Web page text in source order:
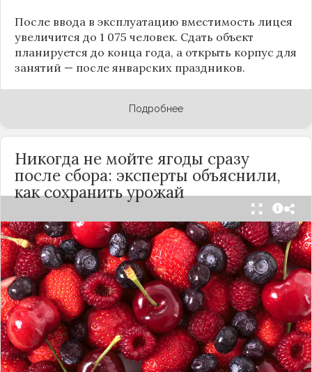
После ввода в эксплуатацию вместимость лицея
увеличится до 1 075 человек. Сдать объект
планируется до конца года, а открыть корпус для
занятий — после январских праздников.
Подробнее
Никогда не мойте ягоды сразу
после сбора: эксперты объяснили,
как сохранить урожай
Мытьё ягод сразу после сбора может обернуться
полной потерей урожая. Как отмечает канал
«Сделай сам», на поверхности плодов есть
естественный восковой налёт, который играет
роль природного барьера. Он защищает ягоды
от пересыхания, бактерий и плесени. При
смывании этого слоя плоды быстро начинают
темнеть, покрываться налётом и терять вкус.
Чтобы ягоды сохранили свежесть, специалисты